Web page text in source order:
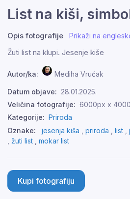
List na kiši,
Opis fotografije Prikaži na
Žuti list na klupi. Jesenje kiše
Autor/ka: Mediha Vrućak
Datum objave: 28.01.2025.
Veličina fotografije: 6000px x
Kategorije: Priroda
Oznake:
jesenja kiša priroda list
žuti list mokar list
Kupi fotografiju